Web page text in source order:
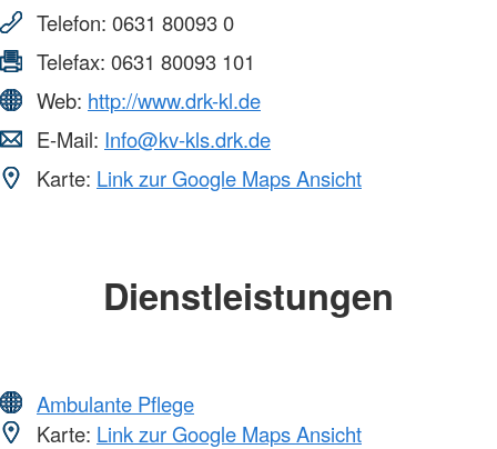
Telefon: 0631 80093 0
Telefax: 0631 80093 101
Web: http://www.drk-kl.de
E-Mail: Info@kv-kls.drk.de
Karte: Link zur Google Maps Ansicht
Dienstleistungen
Ambulante Pflege
Karte: Link zur Google Maps Ansicht